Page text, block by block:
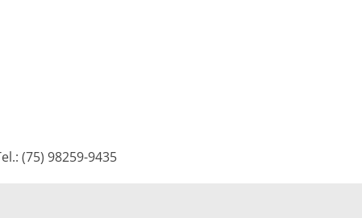
(75) 98259-9435